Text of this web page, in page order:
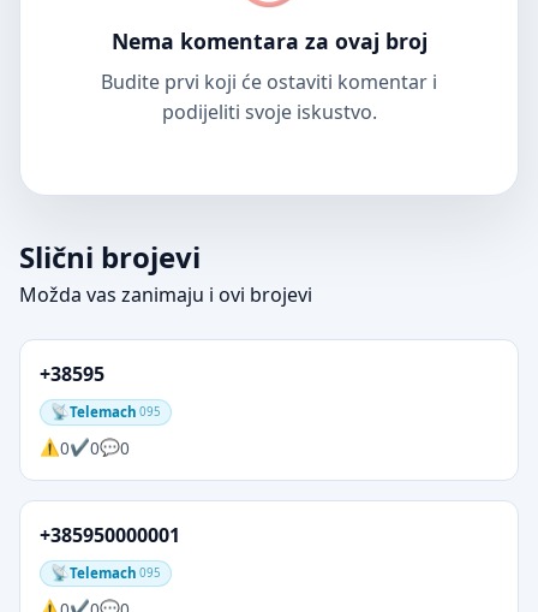
Nema komentara za ovaj broj
Budite prvi koji će ostaviti komentar i
podijeliti svoje iskustvo.
Slični brojevi
Možda vas zanimaju i ovi brojevi
+38595
Telemach 095
0 0 0
+385950000001
Telemach 095